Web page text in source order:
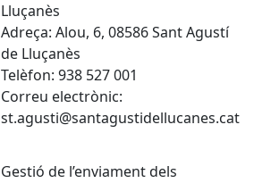
Lluçanès
Adreça: Alou, 6, 08586 Sant Agustí
de Lluçanès
Telèfon: 938 527 001
Correu electrònic:
st.agusti@santagustidellucanes.cat
Gestió de l’enviament dels